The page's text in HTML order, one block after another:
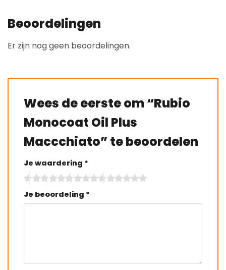
Beoordelingen
Er zijn nog geen beoordelingen.
Wees de eerste om “Rubio
Monocoat Oil Plus
Maccchiato” te beoordelen
Je waardering *
Je beoordeling *